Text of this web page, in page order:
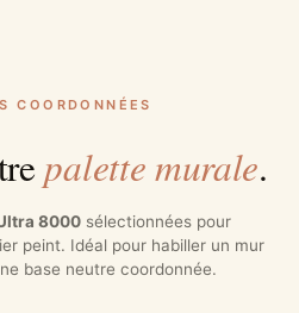
COORDONNÉES
palette murale.
8000 sélectionnées pour
peint. Idéal pour habiller un mur
base neutre coordonnée.